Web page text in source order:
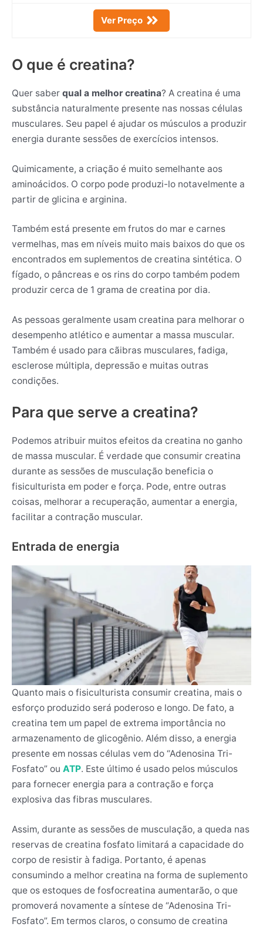
Ver Preço
O que é creatina?
Quer saber qual a melhor creatina? A creatina é uma
substância naturalmente presente nas nossas células
musculares. Seu papel é ajudar os músculos a produzir
energia durante sessões de exercícios intensos.
Quimicamente, a criação é muito semelhante aos
aminoácidos. O corpo pode produzi-lo notavelmente a
partir de glicina e arginina.
Também está presente em frutos do mar e carnes
vermelhas, mas em níveis muito mais baixos do que os
encontrados em suplementos de creatina sintética. O
fígado, o pâncreas e os rins do corpo também podem
produzir cerca de 1 grama de creatina por dia.
As pessoas geralmente usam creatina para melhorar o
desempenho atlético e aumentar a massa muscular.
Também é usado para cãibras musculares, fadiga,
esclerose múltipla, depressão e muitas outras
condições.
Para que serve a creatina?
Podemos atribuir muitos efeitos da creatina no ganho
de massa muscular. É verdade que consumir creatina
durante as sessões de musculação beneficia o
fisiculturista em poder e força. Pode, entre outras
coisas, melhorar a recuperação, aumentar a energia,
facilitar a contração muscular.
Entrada de energia
Quanto mais o fisiculturista consumir creatina, mais o
esforço produzido será poderoso e longo. De fato, a
creatina tem um papel de extrema importância no
armazenamento de glicogênio. Além disso, a energia
presente em nossas células vem do “Adenosina Tri-
Fosfato” ou ATP. Este último é usado pelos músculos
para fornecer energia para a contração e força
explosiva das fibras musculares.
Assim, durante as sessões de musculação, a queda nas
reservas de creatina fosfato limitará a capacidade do
corpo de resistir à fadiga. Portanto, é apenas
consumindo a melhor creatina na forma de suplemento
que os estoques de fosfocreatina aumentarão, o que
promoverá novamente a síntese de “Adenosina Tri-
Fosfato”. Em termos claros, o consumo de creatina